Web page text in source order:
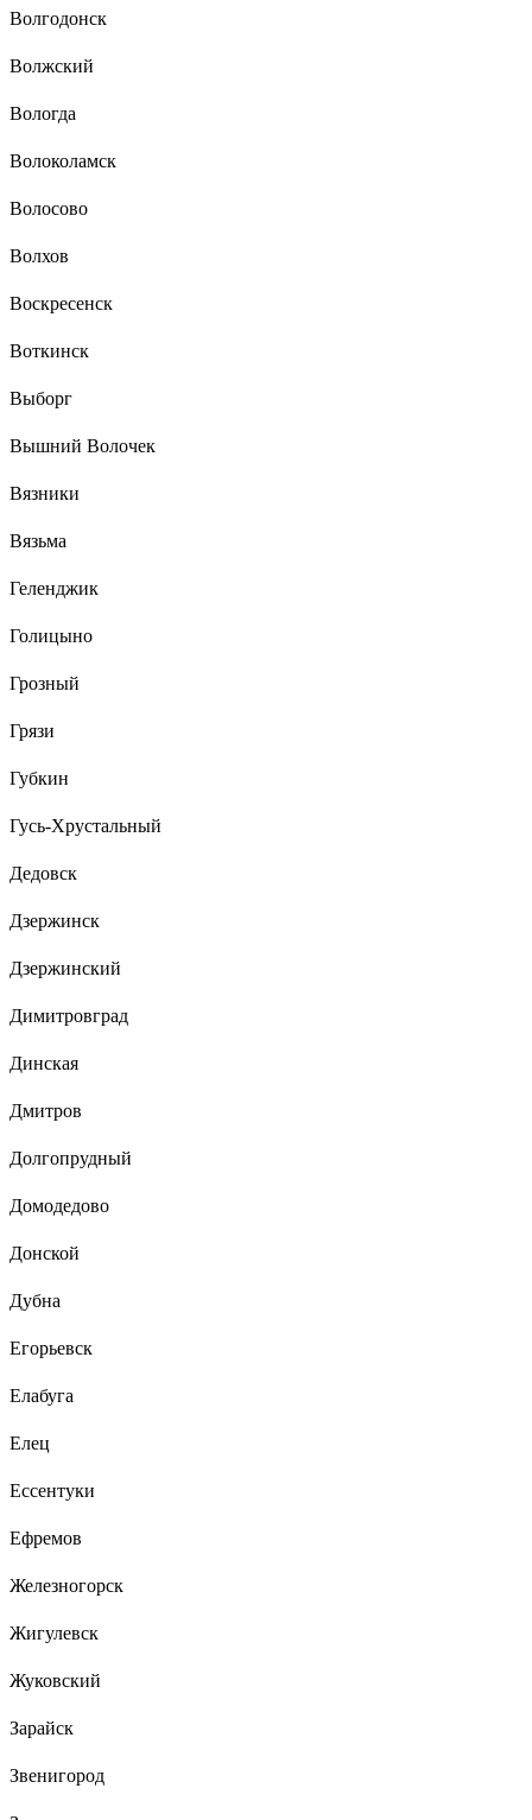
Волгодонск
Волжский
Вологда
Волоколамск
Волосово
Волхов
Воскресенск
Воткинск
Выборг
Вышний Волочек
Вязники
Вязьма
Геленджик
Голицыно
Грозный
Грязи
Губкин
Гусь-Хрустальный
Дедовск
Дзержинск
Дзержинский
Димитровград
Динская
Дмитров
Долгопрудный
Домодедово
Донской
Дубна
Егорьевск
Елабуга
Елец
Ессентуки
Ефремов
Железногорск
Жигулевск
Жуковский
Зарайск
Звенигород